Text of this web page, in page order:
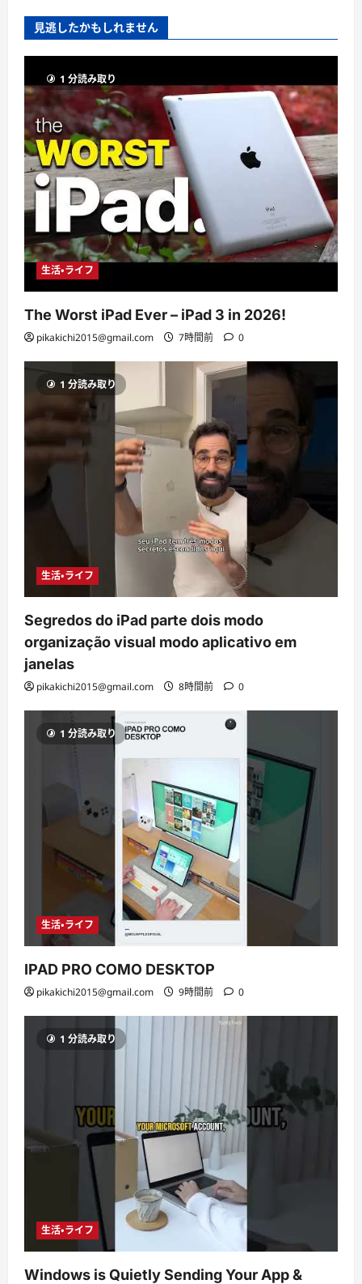
見逃したかもしれません
1 分読み取り
生活・ライフ
The Worst iPad Ever – iPad 3 in 2026!
pikakichi2015@gmail.com 7時間前 0
1 分読み取り
生活・ライフ
Segredos do iPad parte dois modo
organização visual modo aplicativo em
janelas
pikakichi2015@gmail.com 8時間前 0
1 分読み取り
生活・ライフ
IPAD PRO COMO DESKTOP
pikakichi2015@gmail.com 9時間前 0
1 分読み取り
生活・ライフ
Windows is Quietly Sending Your App &